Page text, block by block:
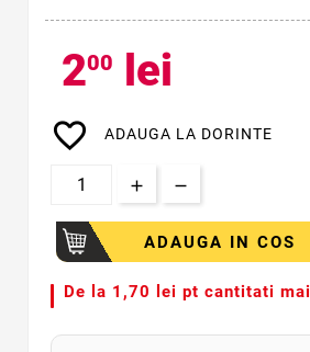
200 lei
favorite_border ADAUGA LA DORINTE
ADAUGA IN COS
De la 1,70 lei pt cantitati